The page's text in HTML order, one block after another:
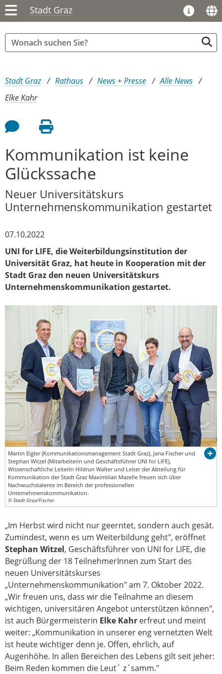
Stadt Graz
Sie sind hier:
Stadt Graz Rathaus News + Presse
Alle News
Elke Kahr
Feedback an Autor
Seite drucken
Kommunikation ist keine
Glückssache
Neuer Universitätskurs
Unternehmenskommunikation gestartet
07.10.2022
UNI for LIFE, die Weiterbildungsinstitution der
Universität Graz, hat heute in Kooperation mit der
Stadt Graz den neuen Universitätskurs
Unternehmenskommunikation gestartet.
Martin Eigler (Kommunikationsmanagement Stadt Graz), Jana Fischer und
Stephan Witzel (Mitarbeiterin und Geschäftsführer UNI for LIFE),
Wissenschaftliche Leiterin Hildrun Walter und Leiter der Abteilung für
Kommunikation der Stadt Graz Maximilian Mazelle freuen sich über
Nachwuchstalente im Bereich der professionellen
Unternehmenskommunikation.
© Stadt Graz/Fischer
„Im Herbst wird nicht nur geerntet, sondern auch gesät.
Zumindest, wenn es um Weiterbildung geht", eröffnet
Stephan Witzel, Geschäftsführer von UNI for LIFE, die
Begrüßung der 18 TeilnehmerInnen zum Start des
neuen Universitätskurses
„Unternehmenskommunikation" am 7. Oktober 2022.
„Wir freuen uns, dass wir die Teilnahme an diesem
wichtigen, universitären Angebot unterstützen können",
ist auch Bürgermeisterin Elke Kahr erfreut und meint
weiter: „Kommunikation in unserer eng vernetzten Welt
ist heute wichtiger denn je. Offen, ehrlich, auf
Augenhöhe. In allen Bereichen des Lebens gilt seit jeher:
Beim Reden kommen die Leut´ z´samm."